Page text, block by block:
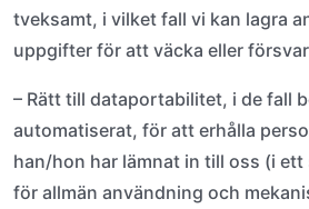
tveksamt, i vilket fall vi kan lagra
uppgifter för att väcka eller
– Rätt till dataportabilitet, i de fall
automatiserat, för att erhålla
han/hon har lämnat in till oss (i
för allmän användning och